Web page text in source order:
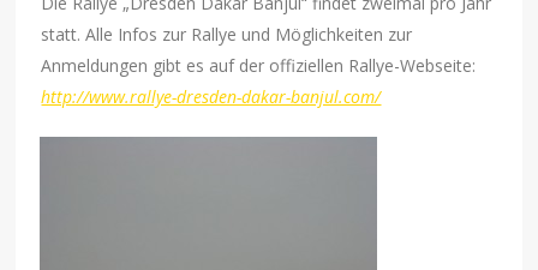
statt. Alle Infos zur Rallye und Möglichkeiten zur
Anmeldungen gibt es auf der offiziellen Rallye-Webseite:
http://www.rallye-dresden-dakar-banjul.com/